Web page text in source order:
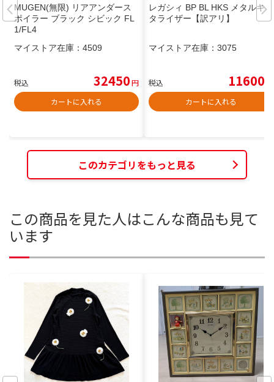
MUGEN(無限) リアアンダース
ポイラー ブラック シビック FL
1/FL4
マイストア在庫： 4509
税込 32450円
カートに入れる
レガシィ BP BL HKS メタルキャ
タライザー【訳アリ】
マイストア在庫： 3075
税込 11600
カートに入れる
このカテゴリをもっと見る
この商品を見た人はこんな商品も見て
います